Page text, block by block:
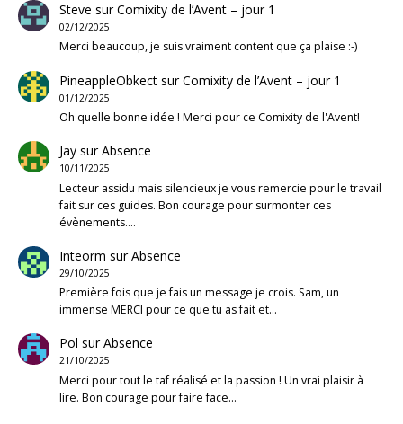
Steve surComixity de l’Avent – jour 1
02/12/2025
Merci beaucoup, je suis vraiment content que ça plaise :-)
PineappleObkectsurComixity de l’Avent – jour 1
01/12/2025
Oh quelle bonne idée ! Merci pour ce Comixity de l'Avent!
JaysurAbsence
10/11/2025
Lecteur assidu mais silencieux je vous remercie pour le travail
fait sur ces guides. Bon courage pour surmonter ces
évènements.…
Inteorm surAbsence
29/10/2025
Première fois que je fais un message je crois. Sam, un
immense MERCI pour ce que tu as fait et…
Pol surAbsence
21/10/2025
Merci pour tout le taf réalisé et la passion ! Un vrai plaisir à
lire. Bon courage pour faire face…